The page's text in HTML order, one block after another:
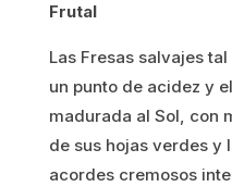
era:
11.65€.
es:
9.32€.
Frutal
Las Fresas salvajes
un punto de acidez y
madurada al Sol, con
de sus hojas verdes y
acordes cremosos